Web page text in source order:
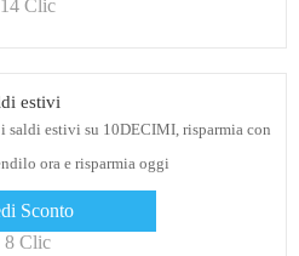
14 Clic
estivi
estivi su 10DECIMI, risparmia con
ora e risparmia oggi
Sconto
8 Clic